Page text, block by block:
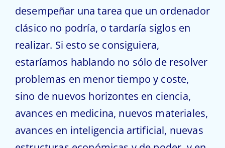
desempeñar una tarea que un ordenador
clásico no podría, o tardaría siglos en
realizar. Si esto se consiguiera,
estaríamos hablando no sólo de resolver
problemas en menor tiempo y coste,
sino de nuevos horizontes en ciencia,
avances en medicina, nuevos materiales,
avances en inteligencia artificial, nuevas